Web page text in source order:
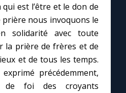
est l’être et le don de
prière nous invoquons le
solidarité avec toute
la prière de frères et de
et de tous les temps.
exprimé précédemment,
foi des croyants